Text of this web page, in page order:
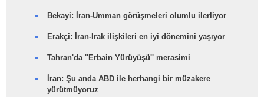
Bekayi: İran-Umman görüşmeleri olumlu ilerliyor
Erakçi: İran-Irak ilişkileri en iyi dönemini yaşıyor
Tahran'da ''Erbain Yürüyüşü'' merasimi
İran: Şu anda ABD ile herhangi bir müzakere
yürütmüyoruz